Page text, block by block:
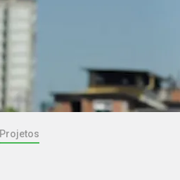
Projetos